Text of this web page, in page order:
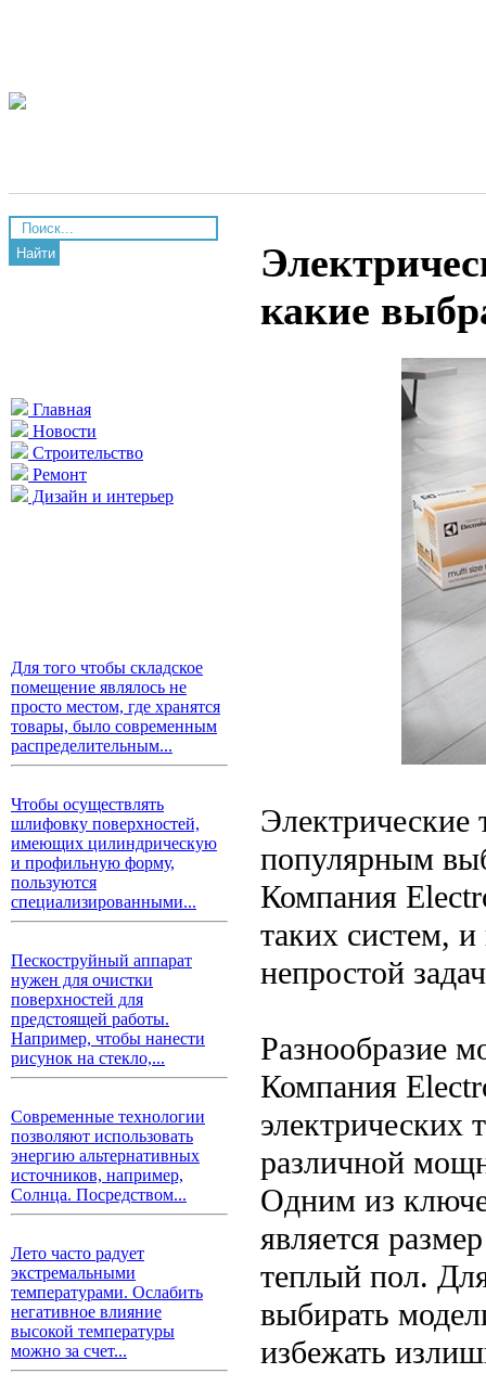
Найти
Главная
Новости
Строительство
Ремонт
Дизайн и интерьер
Для того чтобы складское
помещение являлось не
просто местом, где хранятся
товары, было современным
распределительным...
Чтобы осуществлять
шлифовку поверхностей,
имеющих цилиндрическую
и профильную форму,
пользуются
специализированными...
Пескоструйный аппарат
нужен для очистки
поверхностей для
предстоящей работы.
Например, чтобы нанести
рисунок на стекло,...
Современные технологии
позволяют использовать
энергию альтернативных
источников, например,
Солнца. Посредством...
Лето часто радует
экстремальными
температурами. Ослабить
негативное влияние
высокой температуры
можно за счет...
какие
Электрические
популярным
Компания
таких систем,
непростой
Разнообразие
Компания
электрических
различной
Одним из
является
теплый пол.
выбирать
избежать